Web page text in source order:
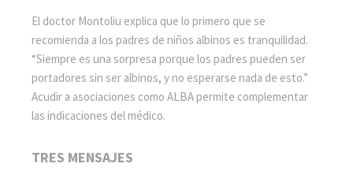
El doctor Montoliu explica que lo primero que se
recomienda a los padres de niños albinos es tranquilidad.
“Siempre es una sorpresa porque los padres pueden ser
portadores sin ser albinos, y no esperarse nada de esto.”
Acudir a asociaciones como ALBA permite complementar
las indicaciones del médico.
TRES MENSAJES